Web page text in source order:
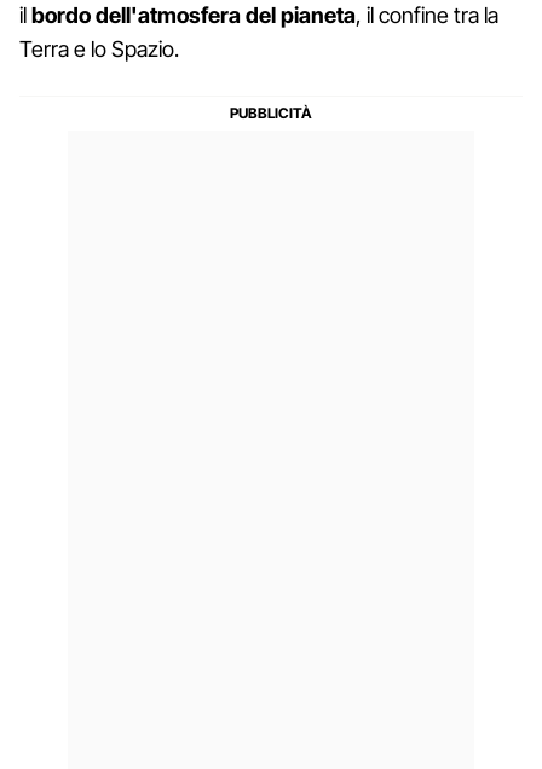
ilbordo dell'atmosfera del pianeta, il confine tra la
Terra e lo Spazio.